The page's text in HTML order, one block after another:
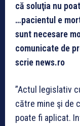
că soluţia nu
…pacientul e
sunt necesare
comunicate de
scrie news.ro
”Actul legislativ
către mine şi de
poate fi aplicat.